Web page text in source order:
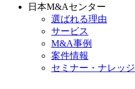
日本M&Aセンター
選ばれる理由
サービス
M&A事例
案件情報
セミナー・ナレッジ